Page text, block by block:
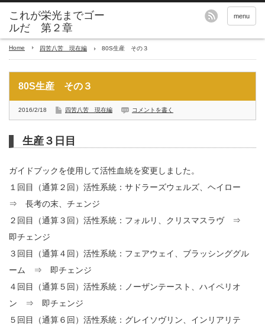
これが栄光までゴー
ルだ 第２章
menu
Home 四苦八苦 現在編 80S生産 その３
80S生産 その３
2016/2/18 四苦八苦 現在編 コメントを書く
生産３日目
ガイドブックを使用して活性血統を変更しました。
１回目（通算２回）活性系統：サドラーズウェルズ、ヘイロー
⇒ 長考の末、チェンジ
２回目（通算３回）活性系統：フォルリ、クリスマスラヴ ⇒
即チェンジ
３回目（通算４回）活性系統：フェアウェイ、ブラッシンググル
ーム ⇒ 即チェンジ
４回目（通算５回）活性系統：ノーザンテースト、ハイペリオ
ン ⇒ 即チェンジ
５回目（通算６回）活性系統：グレイソヴリン、インリアリテ